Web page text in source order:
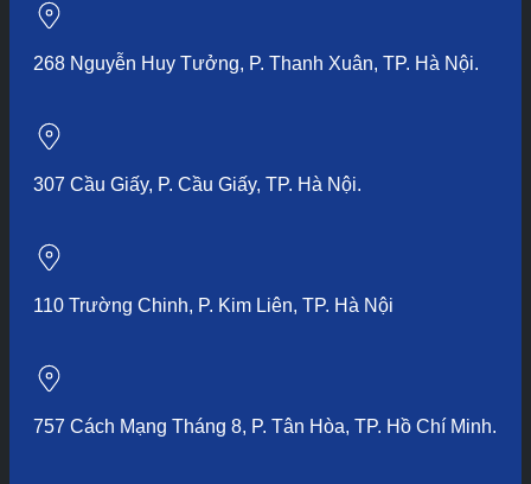
268 Nguyễn Huy Tưởng, P. Thanh Xuân, TP. Hà Nội.
307 Cầu Giấy, P. Cầu Giấy, TP. Hà Nội.
110 Trường Chinh, P. Kim Liên, TP. Hà Nội
757 Cách Mạng Tháng 8, P. Tân Hòa, TP. Hồ Chí Minh.